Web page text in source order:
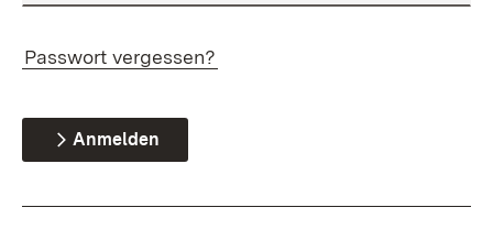
Passwort vergessen?
Anmelden